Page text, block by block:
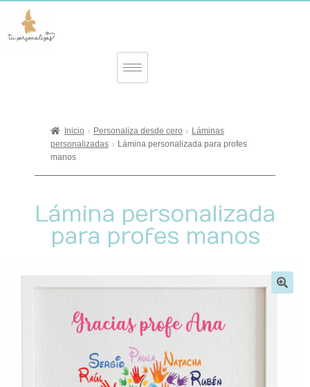
Inicio Personaliza desde cero
Láminas
personalizadas
Lámina personalizada para profes
manos
Lámina personalizada
para profes manos